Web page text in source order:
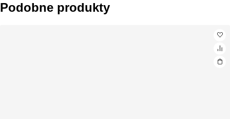
Podobne produkty